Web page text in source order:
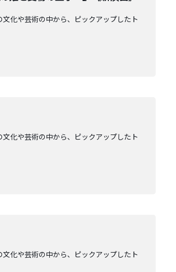
化や芸術の中から、ピックアップしたト
化や芸術の中から、ピックアップしたト
化や芸術の中から、ピックアップしたト